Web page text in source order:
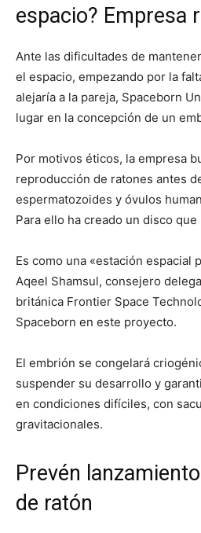
espacio? Empresa
Ante las dificultades de
el espacio, empezando por la
alejaría a la pareja, Spaceborn
lugar en la concepción de un
Por motivos éticos, la empresa
reproducción de ratones antes
espermatozoides y óvulos
Para ello ha creado un disco
Es como una «estación espacial
Aqeel Shamsul, consejero
británica Frontier Space
Spaceborn en este proyecto.
El embrión se congelará
suspender su desarrollo y
en condiciones difíciles, con
gravitacionales.
Prevén
de ratón